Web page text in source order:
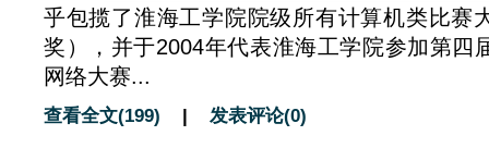
乎包揽了淮海工学院院级所有计算机类比赛
奖），并于2004年代表淮海工学院参加第四
网络大赛...
查看全文(199) | 发表评论(0)